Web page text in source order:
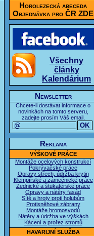
Horolezecká abeceda
Objednávka pro ČR ZDE
Všechny
články
Kalendárium
Newsletter
Chcete-li dostávat informace o
novinkách na tomto serveru,
zadejte prosím Váš email.
Reklama
VÝŠKOVÉ PRÁCE
Montáže ocelových konstrukcí
Pokrývačské práce
Opravy střech, údržba krytin
Klempířské a zámečnické práce
Zednické a štukatérské práce
Opravy a nátěry fasád
Sítě a hroty proti holubům
Protisněhové zábrany
Montáže hromosvodů
Nátěry a údržba ve výškách
Kácení a prořez stromů
HAVARIJNÍ SLUŽBA